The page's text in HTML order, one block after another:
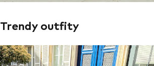
Trendy outfity